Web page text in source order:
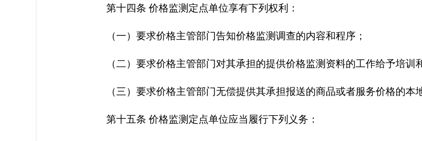
第十四条 价格监测定点单位享有下列权利：
（一）要求价格主管部门告知价格监测调查的内容和程序；
（二）要求价格主管部门对其承担的提供价格监测资料的工作给予培训
（三）要求价格主管部门无偿提供其承担报送的商品或者服务价格的本地
第十五条 价格监测定点单位应当履行下列义务：